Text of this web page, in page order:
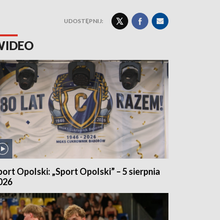
UDOSTĘPNIJ:
Opolski: „Sport Opolski” – 5 sierpnia